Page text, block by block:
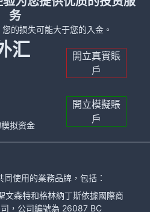
务
的损失可能大于您的入金。
汇
開立真實賬
戶
拟资金
開立模擬賬
戶
使用的業務品牌，包括：
森特和格林納丁斯依據國際商
，公司編號為 26087 BC